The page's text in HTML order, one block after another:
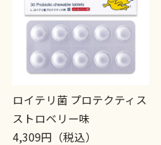
ロイテリ菌 プロテクティス
ストロベリー味
4,309円（税込）